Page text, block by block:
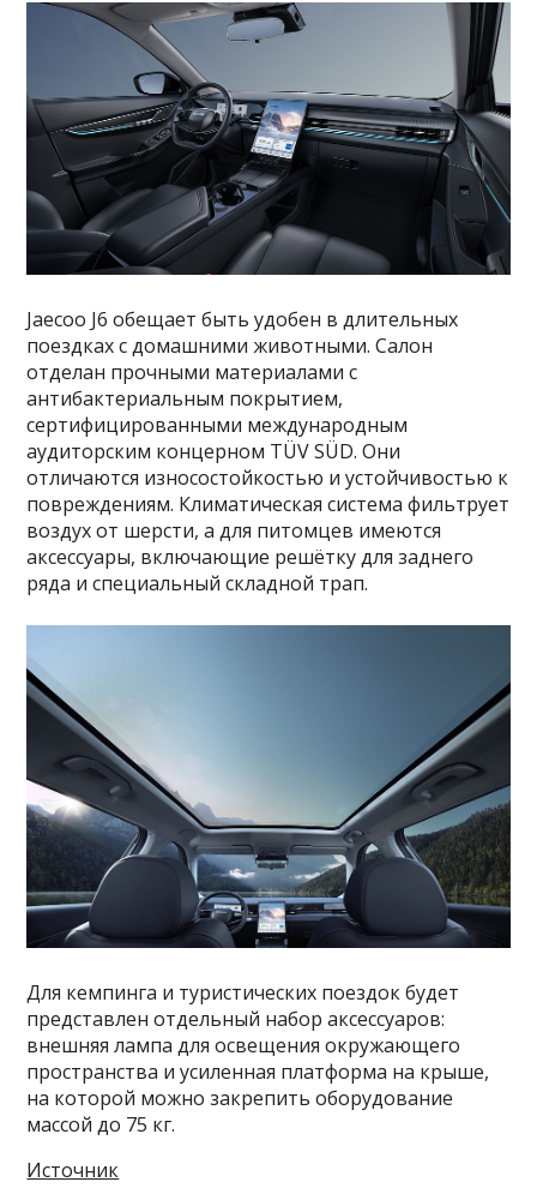
Jaecoo J6 обещает быть удобен в длительных
поездках с домашними животными. Салон
отделан прочными материалами с
антибактериальным покрытием,
сертифицированными международным
аудиторским концерном TÜV SÜD. Они
отличаются износостойкостью и устойчивостью к
повреждениям. Климатическая система фильтрует
воздух от шерсти, а для питомцев имеются
аксессуары, включающие решётку для заднего
ряда и специальный складной трап.
Для кемпинга и туристических поездок будет
представлен отдельный набор аксессуаров:
внешняя лампа для освещения окружающего
пространства и усиленная платформа на крыше,
на которой можно закрепить оборудование
массой до 75 кг.
Источник